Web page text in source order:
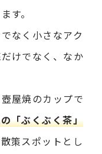
す。
なく小さなアク
けでなく、なか
屋焼のカップで
「ぶくぶく茶」
策スポットとし